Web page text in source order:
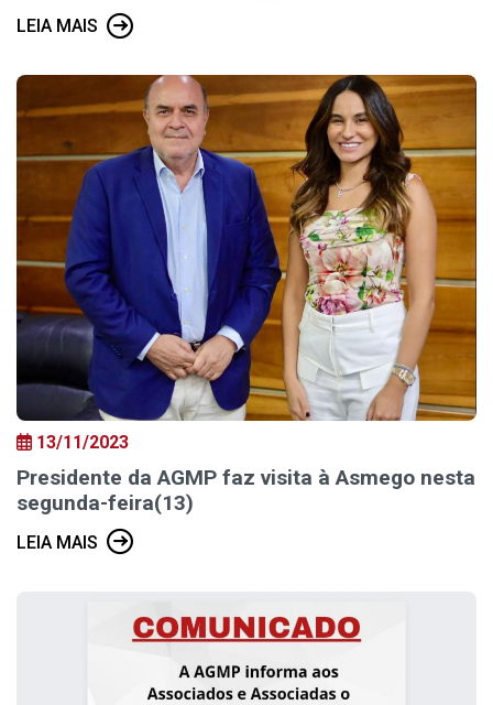
LEIA MAIS
13/11/2023
Presidente da AGMP faz visita à Asmego nesta
segunda-feira(13)
LEIA MAIS